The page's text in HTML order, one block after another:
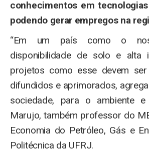
conhecimentos em
podendo gerar empregos na
“Em um país como o
disponibilidade de solo e alta
projetos como esse devem
difundidos e aprimorados,
sociedade, para o ambiente e
Marujo, também professor do
Economia do Petróleo, Gás e
Politécnica da UFRJ.